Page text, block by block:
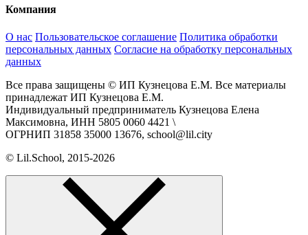
Компания
О нас Пользовательское соглашение Политика обработки
персональных данных Согласие на обработку персональных
данных
Все права защищены © ИП Кузнецова Е.М. Все материалы
принадлежат ИП Кузнецова Е.М.
Индивидуальный предприниматель Кузнецова Елена
Максимовна, ИНН 5805 0060 4421 \
ОГРНИП 31858 35000 13676, school@lil.city
© Lil.School, 2015‐2026